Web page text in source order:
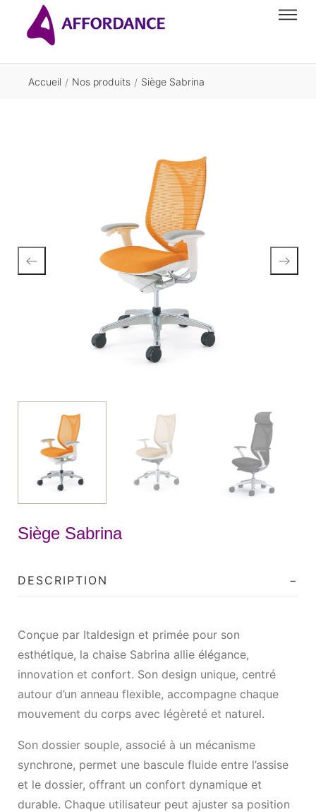
Accueil / Nos produits / Siège Sabrina
Siège Sabrina
DESCRIPTION
Conçue par Italdesign et primée pour son
esthétique, la chaise Sabrina allie élégance,
innovation et confort. Son design unique, centré
autour d’un anneau flexible, accompagne chaque
mouvement du corps avec légèreté et naturel.
Son dossier souple, associé à un mécanisme
synchrone, permet une bascule fluide entre l’assise
et le dossier, offrant un confort dynamique et
durable. Chaque utilisateur peut ajuster sa position